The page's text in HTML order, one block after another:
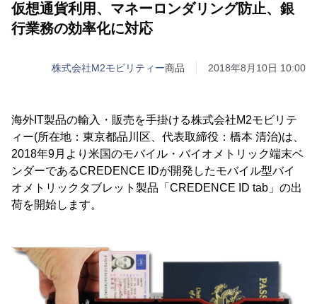
仮想通貨利用、マネーロンダリング防止、銀
行業務の効率化に対応
株式会社M2モビリティー商品 2018年8月10日 10:00
海外IT製品の輸入・販売を手掛ける株式会社M2モビリテ
ィー(所在地：東京都品川区、代表取締役：橋本 清治)は、
2018年9月より米国のモバイル・バイオメトリック端末ベ
ンダーであるCREDENCE IDが開発したモバイル型バイ
オメトリックタブレット製品「CREDENCE ID tab」の出
荷を開始します。